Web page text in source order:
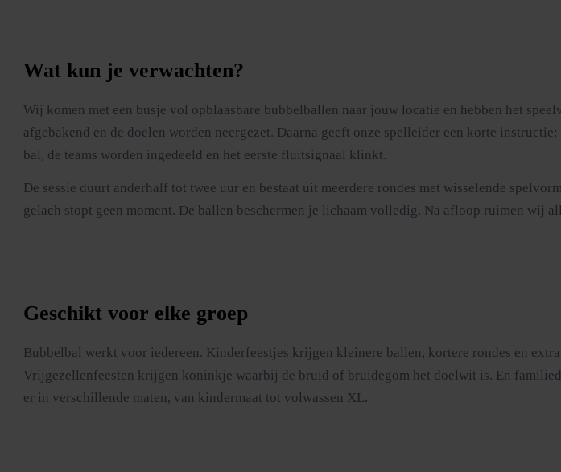
Wat kun je verwachten?
Wij komen met een busje vol opblaasbare bubbelballen naar jouw locatie en hebben het
afgebakend en de doelen worden neergezet. Daarna geeft onze spelleider een korte
bal, de teams worden ingedeeld en het eerste fluitsignaal klinkt.
De sessie duurt anderhalf tot twee uur en bestaat uit meerdere rondes met wisselende
gelach stopt geen moment. De ballen beschermen je lichaam volledig. Na afloop ruimen wij
Geschikt voor elke groep
Bubbelbal werkt voor iedereen. Kinderfeestjes krijgen kleinere ballen, kortere rondes en
Vrijgezellenfeesten krijgen koninkje waarbij de bruid of bruidegom het doelwit is. En
er in verschillende maten, van kindermaat tot volwassen XL.